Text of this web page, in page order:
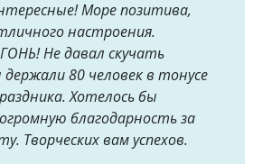
Море позитива,
настроения.
Не давал скучать
80 человек в тонусе
Хотелось бы
благодарность за
Творческих вам успехов.